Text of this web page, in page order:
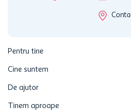
Pentru tine
Cine suntem
De ajutor
Tinem aproape